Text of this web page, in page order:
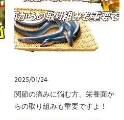
2025/01/24
関節の痛みに悩む方、栄養面か
らの取り組みも重要ですよ！